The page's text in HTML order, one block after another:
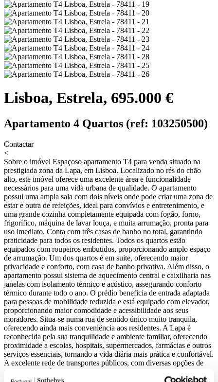
Lisboa, Estrela, 695.000 €
Apartamento 4 Quartos (ref: 103250500)
Contactar
<
Sobre o imóvel Espaçoso apartamento T4 para venda situado na
prestigiada zona da Lapa, em Lisboa. Localizado no rés do chão
alto, este imóvel oferece uma excelente área e funcionalidade
necessários para uma vida urbana de qualidade. O apartamento
possui uma ampla sala com dois níveis onde pode criar uma zona de
estar e outra de refeições, ideal para convívios e entretenimento, e
uma grande cozinha completamente equipada com fogão, forno,
frigorífico, máquina de lavar louça, e muita arrumação, pronta para
uso imediato. Conta com três casas de banho no total, garantindo
praticidade para todos os residentes. Todos os quartos estão
equipados com roupeiros embutidos, proporcionando amplo espaço
de arrumação. Um dos quartos é em suite, oferecendo maior
privacidade e conforto, com casa de banho privativa. Além disso, o
apartamento possui sistema de aquecimento central e caixilharia nas
janelas com isolamento térmico e acústico, assegurando conforto
térmico durante todo o ano. O prédio beneficia de entrada adaptada
para pessoas de mobilidade reduzida e está equipado com elevador,
proporcionando maior comodidade e acessibilidade aos seus
moradores. Situa-se numa rua de sentido único muito tranquila,
oferecendo ainda mais conveniência aos residentes. A Lapa é
reconhecida pela sua tranquilidade e ambiente familiar, oferecendo
proximidade a escolas, hospitais, supermercados, farmácias e outros
serviços essenciais, tornando a vida diária mais prática e confortável.
A excelente rede de transportes públicos, com diversas opções de
autocarros e elétricos, facilita o acesso ao centro da cidade e a outros